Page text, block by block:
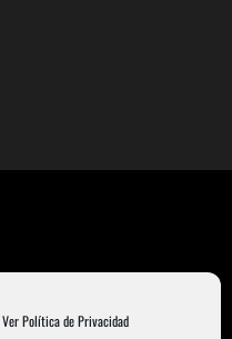
Ver Política de Privacidad